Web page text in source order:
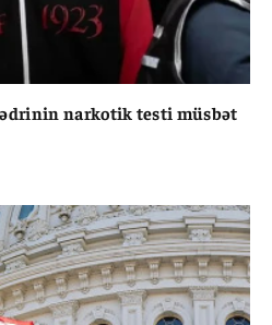
narkotik testi müsbət